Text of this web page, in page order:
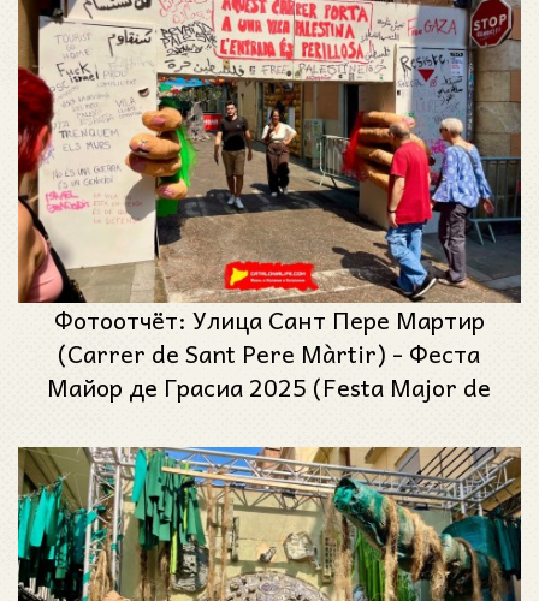
Фотоотчёт: Улица Сант Пере Мартир
(Carrer de Sant Pere Màrtir) - Феста
Майор де Грасиа 2025 (Festa Major de